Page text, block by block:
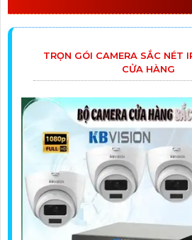
TRỌN GÓI CAMERA SẮC NÉT
CỬA HÀNG